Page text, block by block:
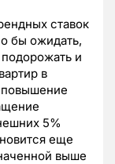
ставок
бы ожидать,
и
в
повышение
5%
еще
выше